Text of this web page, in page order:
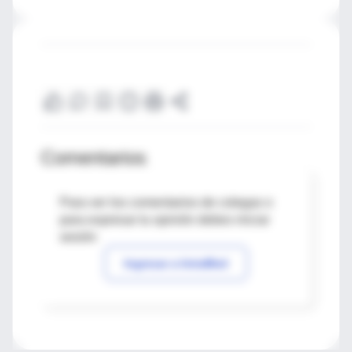
Comentarios
Para ver los comentarios de colegas o
Ingresar a IntraMed